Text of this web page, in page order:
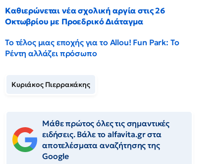
Καθιερώνεται νέα σχολική αργία στις 26
Οκτωβρίου με Προεδρικό Διάταγμα
Το τέλος μιας εποχής για το Allou! Fun Park: Το
Ρέντη αλλάζει πρόσωπο
Κυριάκος Πιερρακάκης
Μάθε πρώτος όλες τις σημαντικές
ειδήσεις. Βάλε το alfavita.gr στα
αποτελέσματα αναζήτησης της
Google